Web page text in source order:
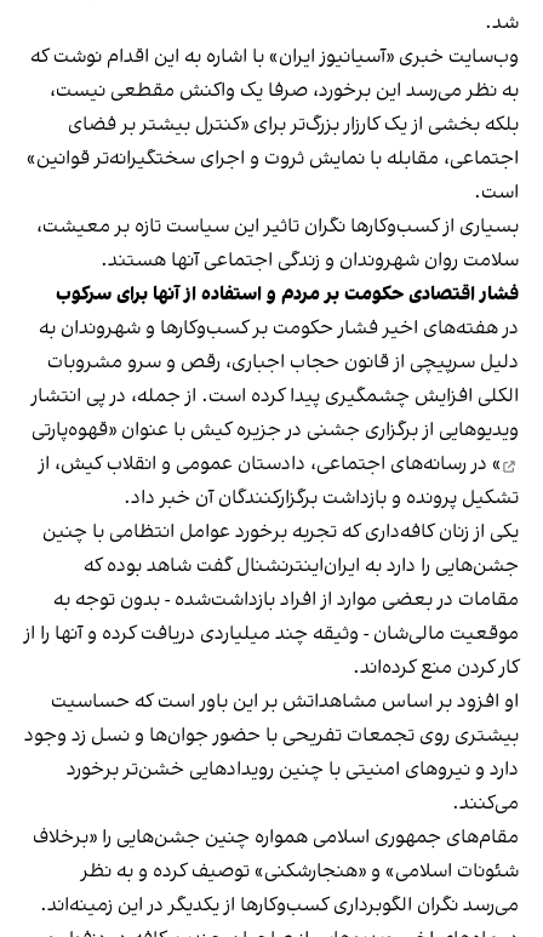
شد.
وب‌سایت خبری «آسیانیوز ایران» با اشاره به این اقدام نوشت که
به نظر می‌رسد این برخورد، صرفا یک واکنش مقطعی نیست،
بلکه بخشی از یک کارزار بزرگ‌تر برای «کنترل بیشتر بر فضای
اجتماعی، مقابله با نمایش ثروت و اجرای سختگیرانه‌تر قوانین»
است.
بسیاری از کسب‌وکارها نگران تاثیر این سیاست‌ تازه بر معیشت،
سلامت روان شهروندان و زندگی اجتماعی آنها هستند.
فشار اقتصادی حکومت بر مردم و استفاده از آنها برای سرکوب
در هفته‌های اخیر فشار حکومت بر کسب‌وکارها و شهروندان به
دلیل سرپیچی از قانون حجاب اجباری، رقص و سرو مشروبات
الکلی افزایش چشمگیری پیدا کرده است. از جمله، در پی انتشار
ویدیوهایی از برگزاری جشنی در جزیره کیش با عنوان «قهوه‌پارتی
» در رسانه‌های اجتماعی، دادستان عمومی و انقلاب کیش، از
تشکیل پرونده و بازداشت برگزارکنندگان آن خبر داد.
یکی از زنان کافه‌داری که تجربه برخورد عوامل انتظامی با چنین
جشن‌هایی را دارد به ایران‌اینترنشنال گفت شاهد بوده که
مقامات در بعضی موارد از افراد بازداشت‌‌شده - بدون توجه به
موقعیت مالی‌شان - وثیقه چند میلیاردی دریافت کرده و آنها را از
کار کردن منع کرده‌اند.
او افزود بر اساس مشاهداتش بر این باور است که حساسیت
بیشتری روی تجمعات تفریحی با حضور جوان‌ها و نسل زد وجود
دارد و نیروهای امنیتی با چنین رویدادهایی خشن‌تر برخورد
می‌کنند.
مقام‌های جمهوری اسلامی همواره چنین جشن‌هایی را «برخلاف
شئونات اسلامی» و «هنجارشکنی» توصیف کرده و به نظر
می‌رسد نگران الگوبرداری کسب‌وکارها از یکدیگر در این زمینه‌اند.